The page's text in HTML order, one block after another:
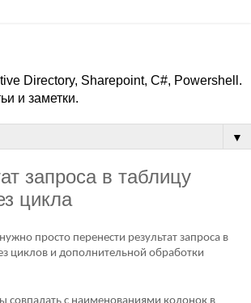
Directory, Sharepoint, C#, Powershell.
и заметки.
▼
запроса в таблицу
цикла
просто перенести результат запроса в
циклов и дополнительной обработки